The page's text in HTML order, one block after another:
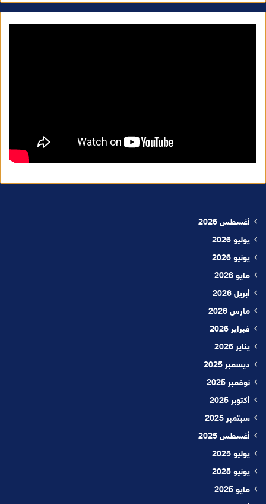
أغسطس 2026
يوليو 2026
يونيو 2026
مايو 2026
أبريل 2026
مارس 2026
فبراير 2026
يناير 2026
ديسمبر 2025
نوفمبر 2025
أكتوبر 2025
سبتمبر 2025
أغسطس 2025
يوليو 2025
يونيو 2025
مايو 2025